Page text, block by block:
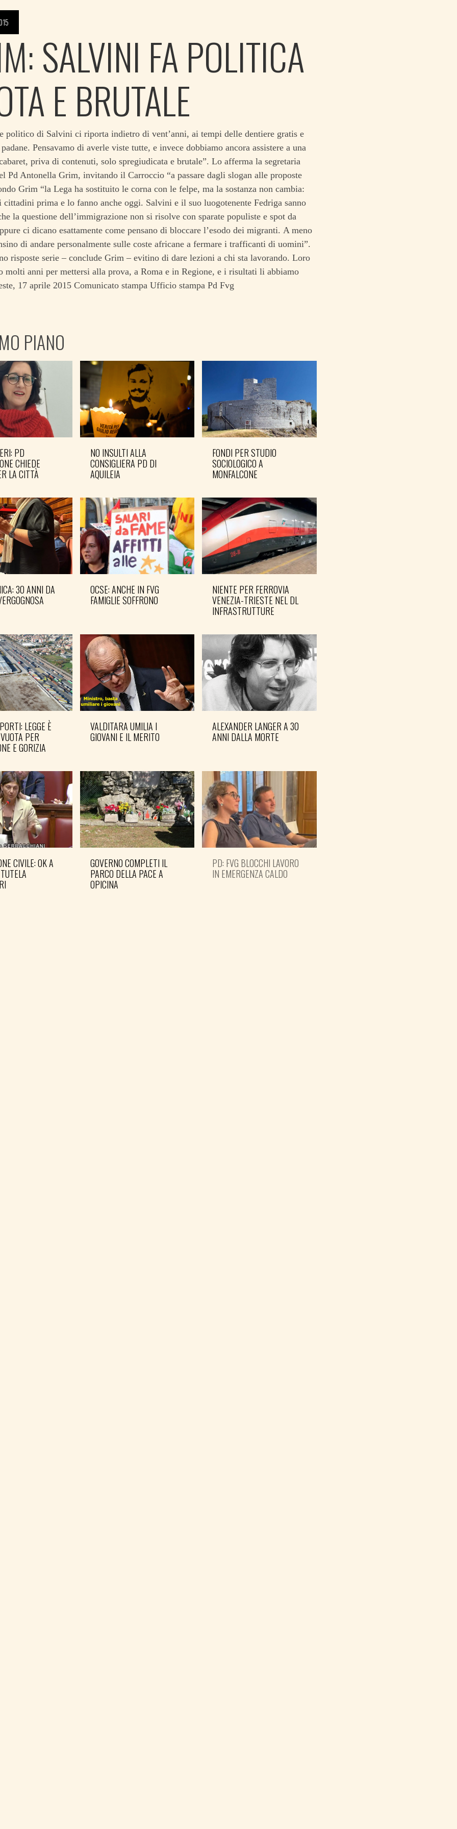
SALVINI FA POLITICA
E BRUTALE
politico di Salvini ci riporta indietro di vent’anni, ai tempi delle dentiere gratis e
Pensavamo di averle viste tutte, e invece dobbiamo ancora assistere a una
priva di contenuti, solo spregiudicata e brutale”. Lo afferma la segretaria
Pd Antonella Grim, invitando il Carroccio “a passare dagli slogan alle proposte
Grim “la Lega ha sostituito le corna con le felpe, ma la sostanza non cambia:
prima e lo fanno anche oggi. Salvini e il suo luogotenente Fedriga sanno
la questione dell’immigrazione non si risolve con sparate populiste e spot da
ci dicano esattamente come pensano di bloccare l’esodo dei migranti. A meno
di andare personalmente sulle coste africane a fermare i trafficanti di uomini”.
risposte serie – conclude Grim – evitino di dare lezioni a chi sta lavorando. Loro
molti anni per mettersi alla prova, a Roma e in Regione, e i risultati li abbiamo
17 aprile 2015 Comunicato stampa Ufficio stampa Pd Fvg
PIANO
PD
CHIEDE
LA CITTÀ
NO INSULTI ALLA
CONSIGLIERA PD DI
AQUILEIA
FONDI PER STUDIO
SOCIOLOGICO A
MONFALCONE
30 ANNI DA
OCSE: ANCHE IN FVG
FAMIGLIE SOFFRONO
NIENTE PER FERROVIA
VENEZIA-TRIESTE NEL DL
INFRASTRUTTURE
LEGGE È
PER
E GORIZIA
VALDITARA UMILIA I
GIOVANI E IL MERITO
ALEXANDER LANGER A 30
ANNI DALLA MORTE
CIVILE: OK A
GOVERNO COMPLETI IL
PARCO DELLA PACE A
OPICINA
PD: FVG BLOCCHI LAVORO
IN EMERGENZA CALDO